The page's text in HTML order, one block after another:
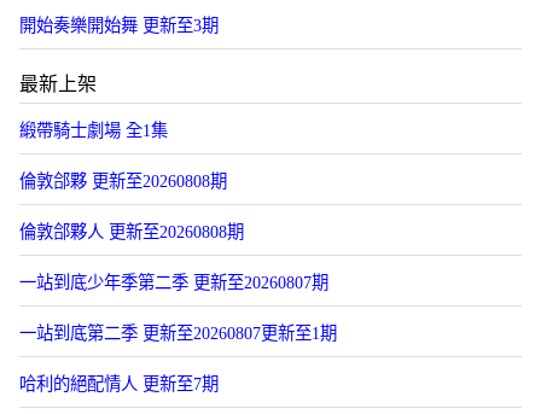
開始奏樂開始舞 更新至3期
最新上架
緞帶騎士劇場 全1集
倫敦郃夥 更新至20260808期
倫敦郃夥人 更新至20260808期
一站到底少年季第二季 更新至20260807期
一站到底第二季 更新至20260807更新至1期
哈利的絕配情人 更新至7期